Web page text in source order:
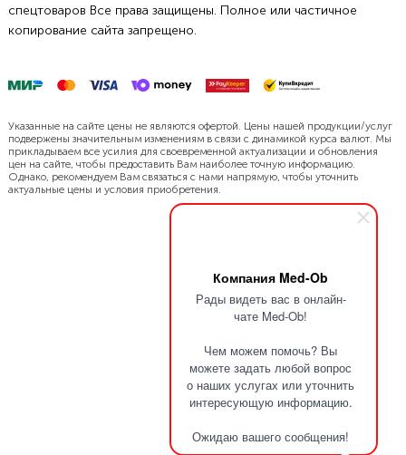
Компания Med-Ob
Рады видеть вас в онлайн-
чате Med-Ob!
Чем можем помочь? Вы
можете задать любой вопрос
о наших услугах или уточнить
интересующую информацию.
Ожидаю вашего сообщения!
спецтоваров Все права защищены. Полное или частичное
копирование сайта запрещено.
Указанные на сайте цены не являются офертой. Цены нашей продукции/услуг
подвержены значительным изменениям в связи с динамикой курса валют. Мы
прикладываем все усилия для своевременной актуализации и обновления
цен на сайте, чтобы предоставить Вам наиболее точную информацию.
Однако, рекомендуем Вам связаться с нами напрямую, чтобы уточнить
актуальные цены и условия приобретения.